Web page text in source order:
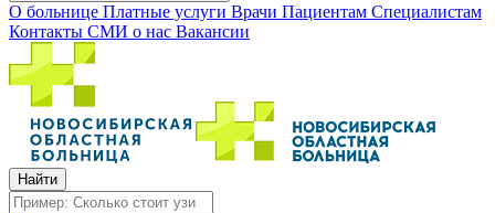
О больнице Платные услуги Врачи Пациентам Специалистам
Контакты СМИ о нас Вакансии